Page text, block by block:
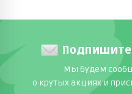
Мы будем
о крутых акциях и